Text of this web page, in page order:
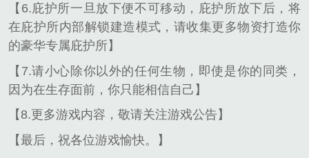
【6.庇护所一旦放下便不可移动，庇护所放下后，将
在庇护所内部解锁建造模式，请收集更多物资打造你
的豪华专属庇护所】
【7.请小心除你以外的任何生物，即使是你的同类，
因为在生存面前，你只能相信自己】
【8.更多游戏内容，敬请关注游戏公告】
【最后，祝各位游戏愉快。】